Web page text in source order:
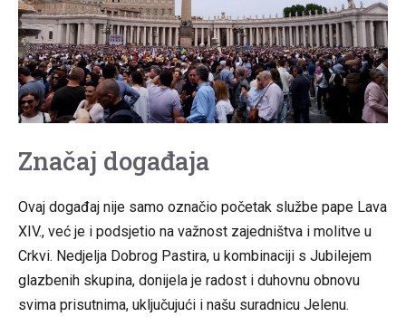
Značaj događaja
Ovaj događaj nije samo označio početak službe pape Lava
XIV., već je i podsjetio na važnost zajedništva i molitve u
Crkvi. Nedjelja Dobrog Pastira, u kombinaciji s Jubilejem
glazbenih skupina, donijela je radost i duhovnu obnovu
svima prisutnima, uključujući i našu suradnicu Jelenu.